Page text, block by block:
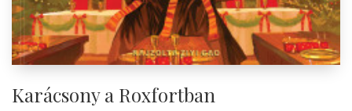
Karácsony a Roxfortban